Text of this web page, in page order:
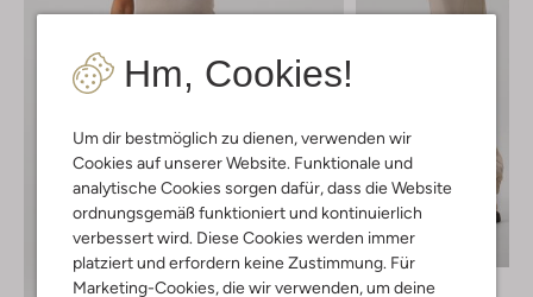
Hm, Cookies!
Um dir bestmöglich zu dienen, verwenden wir
Cookies auf unserer Website. Funktionale und
analytische Cookies sorgen dafür, dass die Website
ordnungsgemäß funktioniert und kontinuierlich
verbessert wird. Diese Cookies werden immer
platziert und erfordern keine Zustimmung. Für
Marketing-Cookies, die wir verwenden, um deine
Letzte Größen
Bruuns Bazaar